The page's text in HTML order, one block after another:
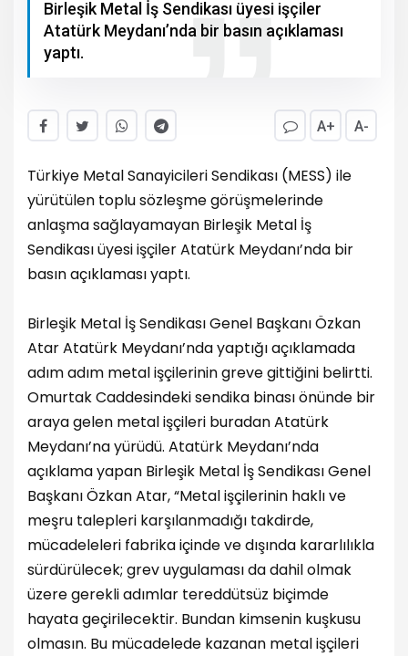
Birleşik Metal İş Sendikası üyesi işçiler
Atatürk Meydanı’nda bir basın açıklaması
yaptı.
A+ A-
Türkiye Metal Sanayicileri Sendikası (MESS) ile
yürütülen toplu sözleşme görüşmelerinde
anlaşma sağlayamayan Birleşik Metal İş
Sendikası üyesi işçiler Atatürk Meydanı’nda bir
basın açıklaması yaptı.
Birleşik Metal İş Sendikası Genel Başkanı Özkan
Atar Atatürk Meydanı’nda yaptığı açıklamada
adım adım metal işçilerinin greve gittiğini belirtti.
Omurtak Caddesindeki sendika binası önünde bir
araya gelen metal işçileri buradan Atatürk
Meydanı’na yürüdü. Atatürk Meydanı’nda
açıklama yapan Birleşik Metal İş Sendikası Genel
Başkanı Özkan Atar, “Metal işçilerinin haklı ve
meşru talepleri karşılanmadığı takdirde,
mücadeleleri fabrika içinde ve dışında kararlılıkla
sürdürülecek; grev uygulaması da dahil olmak
üzere gerekli adımlar tereddütsüz biçimde
hayata geçirilecektir. Bundan kimsenin kuşkusu
olmasın. Bu mücadelede kazanan metal işçileri